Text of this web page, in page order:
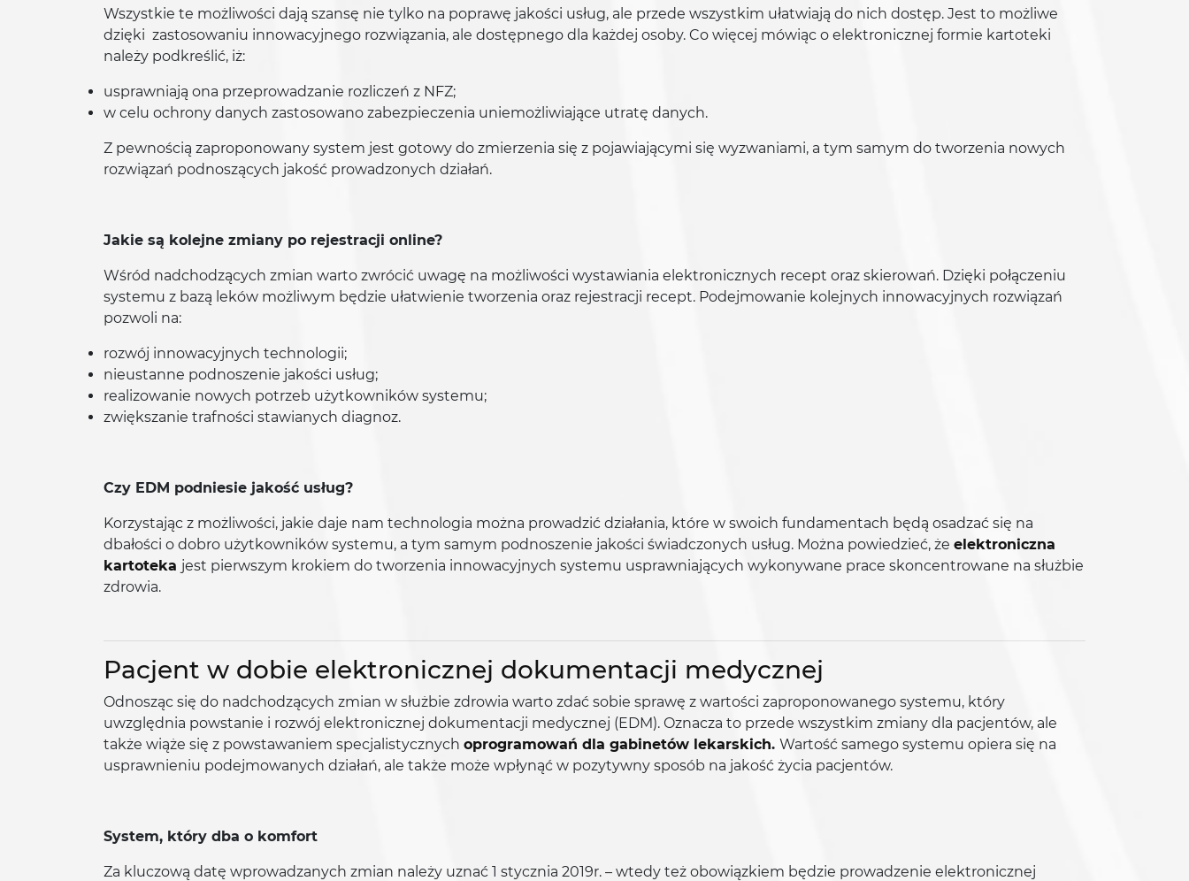
Wszystkie te możliwości dają szansę nie tylko na poprawę jakości usług, ale przede wszystkim ułatwiają do nich dostęp. Jest to możliwe
dzięki zastosowaniu innowacyjnego rozwiązania, ale dostępnego dla każdej osoby. Co więcej mówiąc o elektronicznej formie kartoteki
należy podkreślić, iż:
usprawniają ona przeprowadzanie rozliczeń z NFZ;
w celu ochrony danych zastosowano zabezpieczenia uniemożliwiające utratę danych.
Z pewnością zaproponowany system jest gotowy do zmierzenia się z pojawiającymi się wyzwaniami, a tym samym do tworzenia nowych
rozwiązań podnoszących jakość prowadzonych działań.
Jakie są kolejne zmiany po rejestracji online?
Wśród nadchodzących zmian warto zwrócić uwagę na możliwości wystawiania elektronicznych recept oraz skierowań. Dzięki połączeniu
systemu z bazą leków możliwym będzie ułatwienie tworzenia oraz rejestracji recept. Podejmowanie kolejnych innowacyjnych rozwiązań
pozwoli na:
rozwój innowacyjnych technologii;
nieustanne podnoszenie jakości usług;
realizowanie nowych potrzeb użytkowników systemu;
zwiększanie trafności stawianych diagnoz.
Czy EDM podniesie jakość usług?
Korzystając z możliwości, jakie daje nam technologia można prowadzić działania, które w swoich fundamentach będą osadzać się na
dbałości o dobro użytkowników systemu, a tym samym podnoszenie jakości świadczonych usług. Można powiedzieć, że elektroniczna
kartoteka jest pierwszym krokiem do tworzenia innowacyjnych systemu usprawniających wykonywane prace skoncentrowane na służbie
zdrowia.
Pacjent w dobie elektronicznej dokumentacji medycznej
Odnosząc się do nadchodzących zmian w służbie zdrowia warto zdać sobie sprawę z wartości zaproponowanego systemu, który
uwzględnia powstanie i rozwój elektronicznej dokumentacji medycznej (EDM). Oznacza to przede wszystkim zmiany dla pacjentów, ale
także wiąże się z powstawaniem specjalistycznych oprogramowań dla gabinetów lekarskich. Wartość samego systemu opiera się na
usprawnieniu podejmowanych działań, ale także może wpłynąć w pozytywny sposób na jakość życia pacjentów.
System, który dba o komfort
Za kluczową datę wprowadzanych zmian należy uznać 1 stycznia 2019r. – wtedy też obowiązkiem będzie prowadzenie elektronicznej